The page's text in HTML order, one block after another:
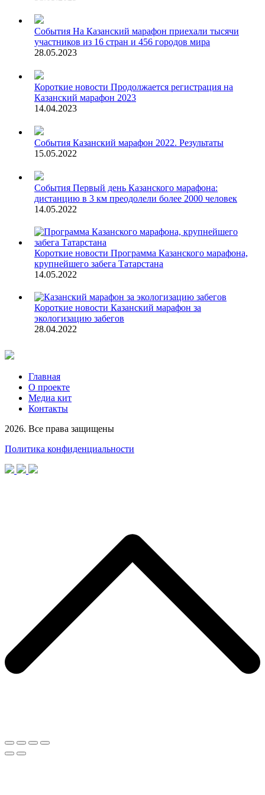
События На Казанский марафон приехали тысячи
участников из 16 стран и 456 городов мира
28.05.2023
Короткие новости Продолжается регистрация на
Казанский марафон 2023
14.04.2023
События Казанский марафон 2022. Результаты
15.05.2022
События Первый день Казанского марафона:
дистанцию в 3 км преодолели более 2000 человек
14.05.2022
Короткие новости Программа Казанского марафона,
крупнейшего забега Татарстана
14.05.2022
Короткие новости Казанский марафон за
экологизацию забегов
28.04.2022
Главная
О проекте
Медиа кит
Контакты
2026. Все права защищены
Политика конфиденциальности